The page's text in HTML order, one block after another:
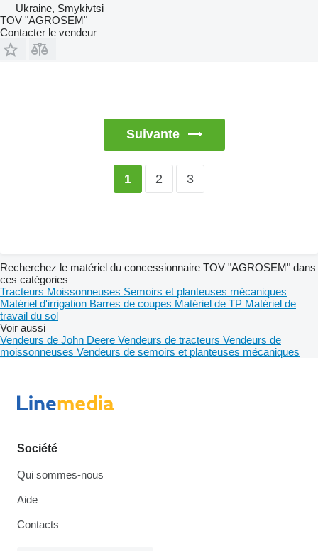
Ukraine, Smykivtsi
TOV "AGROSEM"
Contacter le vendeur
Suivante
1 2 3
Recherchez le matériel du concessionnaire TOV "AGROSEM" dans
ces catégories
Tracteurs Moissonneuses Semoirs et planteuses mécaniques
Matériel d'irrigation Barres de coupes Matériel de TP Matériel de
travail du sol
Voir aussi
Vendeurs de John Deere Vendeurs de tracteurs Vendeurs de
moissonneuses Vendeurs de semoirs et planteuses mécaniques
Société
Qui sommes-nous
Aide
Contacts